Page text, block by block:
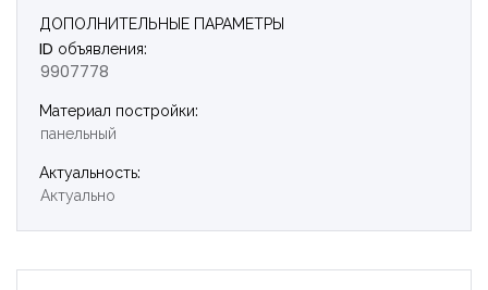
ДОПОЛНИТЕЛЬНЫЕ ПАРАМЕТРЫ
ID объявления:
9907778
Материал постройки:
панельный
Актуальность:
Актуально